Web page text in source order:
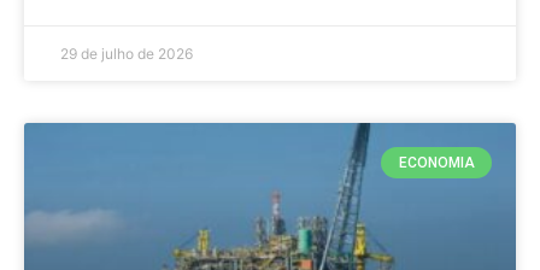
29 de julho de 2026
ECONOMIA